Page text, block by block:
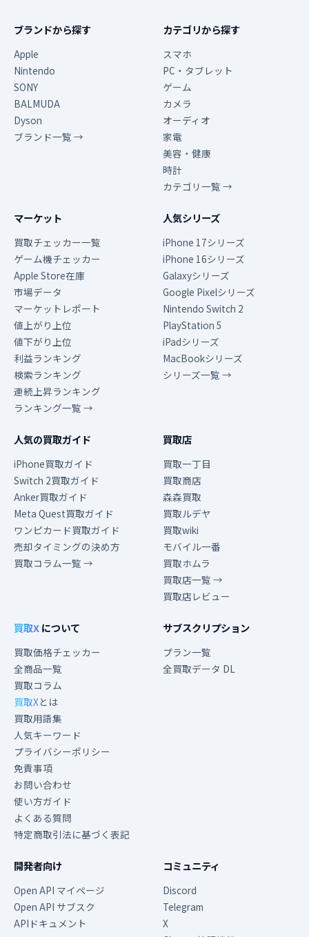
ブランドから探す
Apple
Nintendo
SONY
BALMUDA
Dyson
ブランド一覧 →
カテゴリから探す
スマホ
PC・タブレット
ゲーム
カメラ
オーディオ
家電
美容・健康
時計
カテゴリ一覧 →
マーケット
買取チェッカー一覧
ゲーム機チェッカー
Apple Store在庫
市場データ
マーケットレポート
値上がり上位
値下がり上位
利益ランキング
検索ランキング
連続上昇ランキング
ランキング一覧 →
人気シリーズ
iPhone 17シリーズ
iPhone 16シリーズ
Galaxyシリーズ
Google Pixelシリーズ
Nintendo Switch 2
PlayStation 5
iPadシリーズ
MacBookシリーズ
シリーズ一覧 →
人気の買取ガイド
iPhone買取ガイド
Switch 2買取ガイド
Anker買取ガイド
Meta Quest買取ガイド
ワンピカード買取ガイド
売却タイミングの決め方
買取コラム一覧 →
買取店
買取一丁目
買取商店
森森買取
買取ルデヤ
買取wiki
モバイル一番
買取ホムラ
買取店一覧 →
買取店レビュー
買取Xについて
買取価格チェッカー
全商品一覧
買取コラム
買取Xとは
買取用語集
人気キーワード
プライバシーポリシー
免責事項
お問い合わせ
使い方ガイド
よくある質問
特定商取引法に基づく表記
サブスクリプション
プラン一覧
全買取データ DL
開発者向け
Open API マイページ
Open API サブスク
APIドキュメント
コミュニティ
Discord
Telegram
X